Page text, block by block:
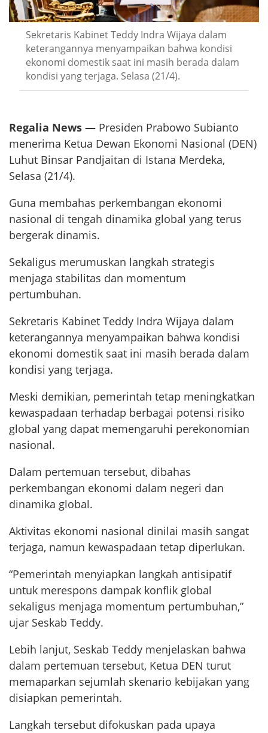
Sekretaris Kabinet Teddy Indra Wijaya dalam
keterangannya menyampaikan bahwa kondisi
ekonomi domestik saat ini masih berada dalam
kondisi yang terjaga. Selasa (21/4).
Regalia News — Presiden Prabowo Subianto
menerima Ketua Dewan Ekonomi Nasional (DEN)
Luhut Binsar Pandjaitan di Istana Merdeka,
Selasa (21/4).
Guna membahas perkembangan ekonomi
nasional di tengah dinamika global yang terus
bergerak dinamis.
Sekaligus merumuskan langkah strategis
menjaga stabilitas dan momentum
pertumbuhan.
Sekretaris Kabinet Teddy Indra Wijaya dalam
keterangannya menyampaikan bahwa kondisi
ekonomi domestik saat ini masih berada dalam
kondisi yang terjaga.
Meski demikian, pemerintah tetap meningkatkan
kewaspadaan terhadap berbagai potensi risiko
global yang dapat memengaruhi perekonomian
nasional.
Dalam pertemuan tersebut, dibahas
perkembangan ekonomi dalam negeri dan
dinamika global.
Aktivitas ekonomi nasional dinilai masih sangat
terjaga, namun kewaspadaan tetap diperlukan.
“Pemerintah menyiapkan langkah antisipatif
untuk merespons dampak konflik global
sekaligus menjaga momentum pertumbuhan,”
ujar Seskab Teddy.
Lebih lanjut, Seskab Teddy menjelaskan bahwa
dalam pertemuan tersebut, Ketua DEN turut
memaparkan sejumlah skenario kebijakan yang
disiapkan pemerintah.
Langkah tersebut difokuskan pada upaya